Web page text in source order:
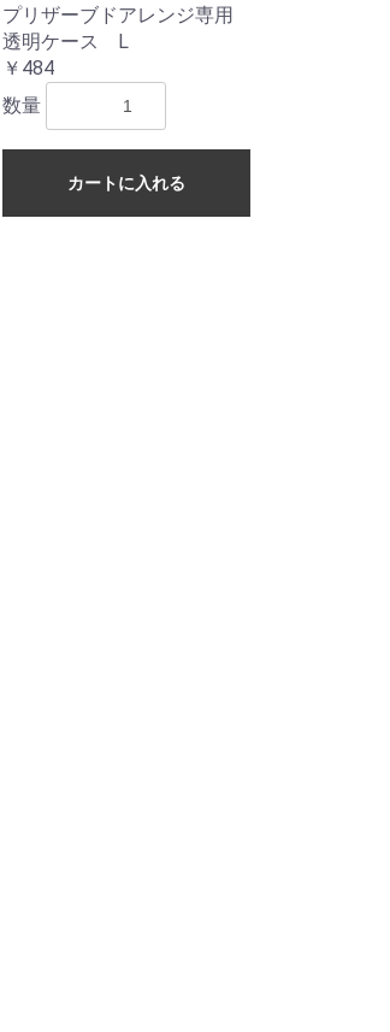
プリザーブドアレンジ専用
透明ケース L
￥484
数量
カートに入れる